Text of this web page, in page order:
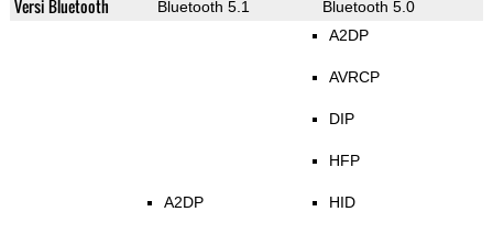
Versi Bluetooth Bluetooth 5.1 Bluetooth 5.0
A2DP
A2DP
AVRCP
DIP
HFP
HID